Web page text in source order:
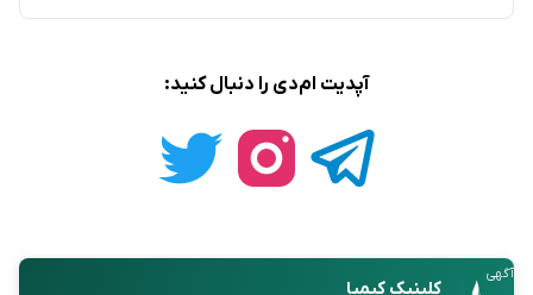
آپدیت ام‌دی را دنبال کنید:
آگهی
کلینیک کیمیا